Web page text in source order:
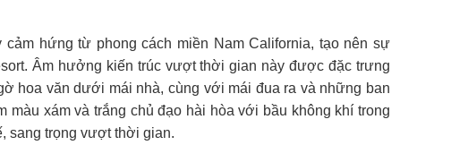
cảm hứng từ phong cách miền Nam California, tạo nên sự
Âm hưởng kiến trúc vượt thời gian này được đặc trưng
hoa văn dưới mái nhà, cùng với mái đua ra và những ban
xám và trắng chủ đạo hài hòa với bầu không khí trong
sang trọng vượt thời gian.